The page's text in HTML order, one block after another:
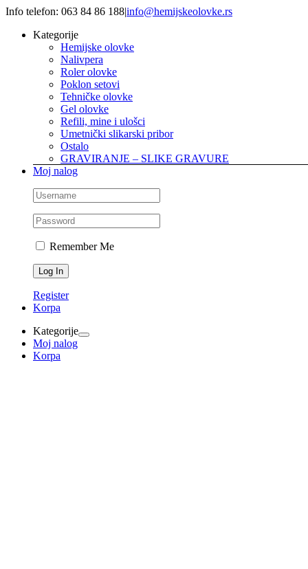
Skip
content
Info telefon: 063 84 86 188|info@hemijskeolovke.rs
Kategorije
Hemijske olovke
Nalivpera
Roler olovke
Poklon setovi
Tehničke olovke
Gel olovke
Refili, mine i ulošci
Umetnički slikarski pribor
Ostalo
GRAVIRANJE – SLIKE GRAVURE
Moj nalog
Remember Me
Register
Korpa
Kategorije
Moj nalog
Korpa